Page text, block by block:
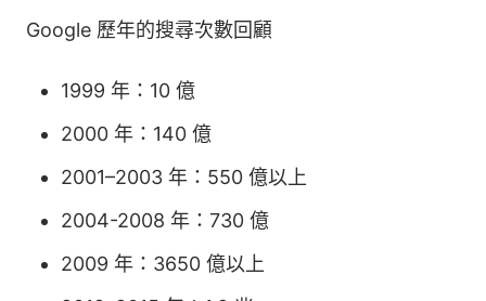
Google 歷年的搜尋次數回顧
1999 年：10 億
2000 年：140 億
2001–2003 年：550 億以上
2004-2008 年：730 億
2009 年：3650 億以上